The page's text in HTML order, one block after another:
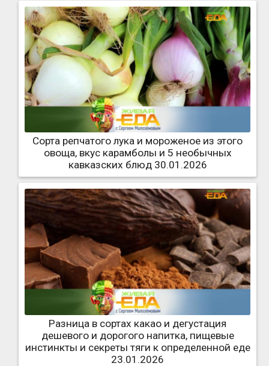
Сорта репчатого лука и мороженое из этого
овоща, вкус карамболы и 5 необычных
кавказских блюд 30.01.2026
Разница в сортах какао и дегустация
дешевого и дорогого напитка, пищевые
инстинкты и секреты тяги к определенной еде
23.01.2026